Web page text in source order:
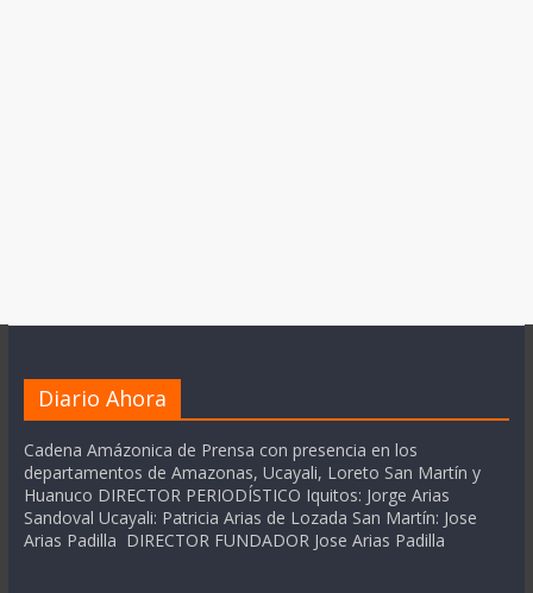
Diario Ahora
Cadena Amázonica de Prensa con presencia en los
departamentos de Amazonas, Ucayali, Loreto San Martín y
Huanuco DIRECTOR PERIODÍSTICO Iquitos: Jorge Arias
Sandoval Ucayali: Patricia Arias de Lozada San Martín: Jose
Arias Padilla DIRECTOR FUNDADOR Jose Arias Padilla